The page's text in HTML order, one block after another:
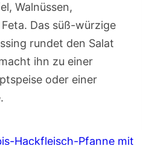
Walnüssen,
Das süß-würzige
rundet den Salat
ihn zu einer
oder einer